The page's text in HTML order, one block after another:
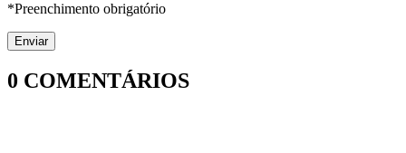
*Preenchimento obrigatório
0 COMENTÁRIOS